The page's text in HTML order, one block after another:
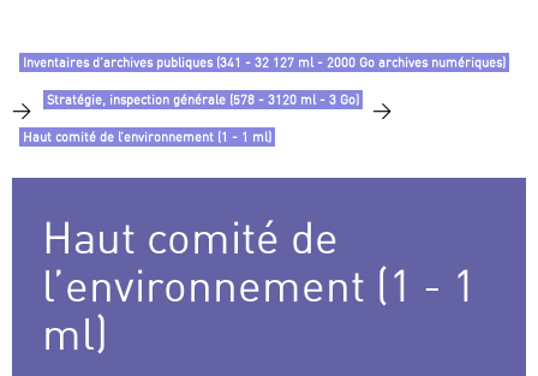
Inventaires d’archives publiques (341 - 32 127 ml - 2000 Go archives numériques)
> Stratégie, inspection générale (578 - 3120 ml - 3 Go) >
Haut comité de l’environnement (1 - 1 ml)
Haut comité de
l’environnement (1 - 1
ml)